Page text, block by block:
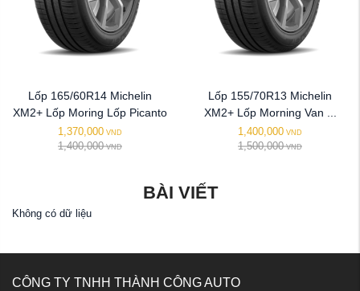
Lốp 165/60R14 Michelin
XM2+ Lốp Moring Lốp Picanto
1,370,000 VND
1,400,000 VND
Lốp 155/70R13 Michelin
XM2+ Lốp Morning Van ...
1,400,000 VND
1,500,000 VND
BÀI VIẾT
Không có dữ liệu
CÔNG TY TNHH THÀNH CÔNG AUTO